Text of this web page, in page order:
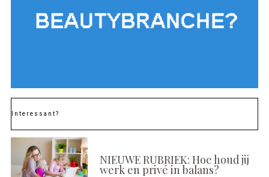
Interessant?
NIEUWE RUBRIEK: Hoe houd jij
werk en privé in balans?